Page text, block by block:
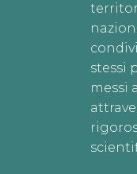
stessi
messi